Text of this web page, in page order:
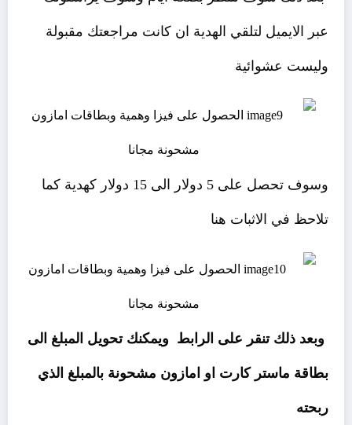
عبر الايميل لتلقي الهدية ان كانت مراجعتك مقبولة
وليست عشوائية
وسوف تحصل على 5 دولار الى 15 دولار كهدية كما
تلاحظ في الاثبات هنا
وبعد ذلك تنقر على الرابط ويمكنك تحويل المبلغ الى
بطاقة ماستر كارت او امازون مشحونة بالمبلغ الذي
ربحته